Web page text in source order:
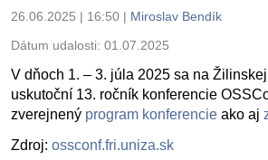
26.06.2025 | 16:50 | Miroslav Bendík
Dátum udalosti: 01.07.2025
V dňoch 1. – 3. júla 2025 sa na
uskutoční 13. ročník konferencie
zverejnený program konferencie ako aj
Zdroj: ossconf.fri.uniza.sk